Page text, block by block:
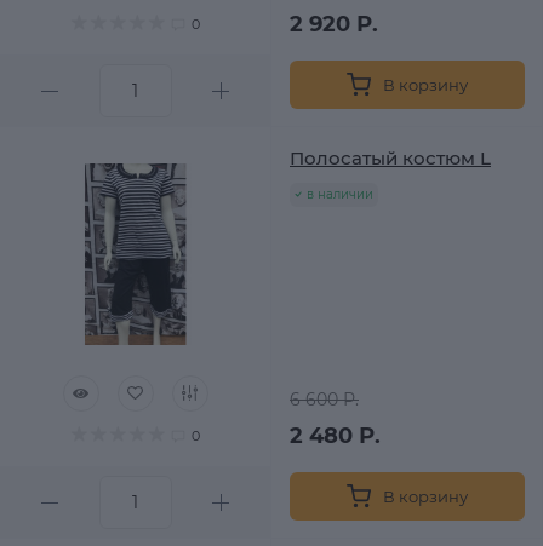
0 2 920 Р.
В корзину
0
Полосатый костюм L
в наличии
6 600 Р.
2 480 Р.
В корзину